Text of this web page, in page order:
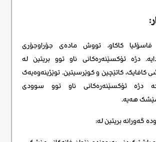
کاکاو، تووش مادەی جۆراوجۆری
دژە ئۆکسێنەرەکانی ناو توو بریتین لە
کافایک، کاتێچین و کوێرسیتین. توێژینەوەیەک
دژە ئۆکسێنەرەکانی ناو توو سوودی
مێشک هەیە.
گەورانە بریتین لە: